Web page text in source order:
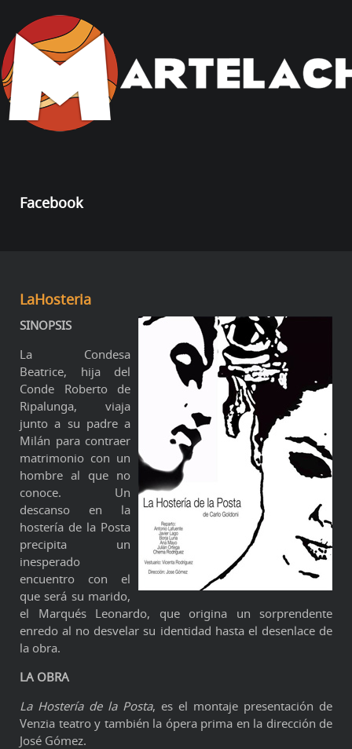
Facebook
LaHosteria
SINOPSIS
La Condesa
Beatrice, hija del
Conde Roberto de
Ripalunga, viaja
junto a su padre a
Milán para contraer
matrimonio con un
hombre al que no
conoce. Un
descanso en la
hostería de la Posta
precipita un
inesperado
encuentro con el
que será su marido,
el Marqués Leonardo, que origina un sorprendente
enredo al no desvelar su identidad hasta el desenlace de
la obra.
LA OBRA
La Hostería de la Posta, es el montaje presentación de
Venzia teatro y también la ópera prima en la dirección de
José Gómez.